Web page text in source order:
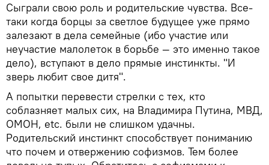
Сыграли свою роль и родительские чувства. Все-
таки когда борцы за светлое будущее уже прямо
залезают в дела семейные (ибо участие или
неучастие малолеток в борьбе — это именно такое
дело), вступают в дело прямые инстинкты. "И
зверь любит свое дитя".
А попытки перевести стрелки с тех, кто
соблазняет малых сих, на Владимира Путина, МВД,
ОМОН, etc. были не слишком удачны.
Родительский инстинкт способствует пониманию
что почем и отвержению софизмов. Тем более